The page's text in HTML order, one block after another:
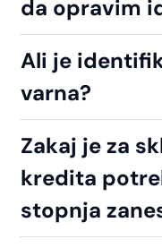
da opravim
Ali je
varna?
Zakaj je za
kredita
stopnja